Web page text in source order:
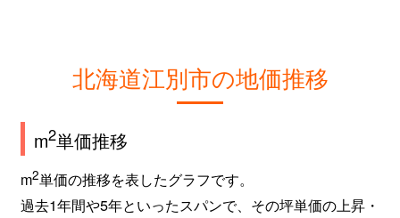
北海道江別市の地価推移
m2単価推移
m2単価の推移を表したグラフです。
過去1年間や5年といったスパンで、その坪単価の上昇・